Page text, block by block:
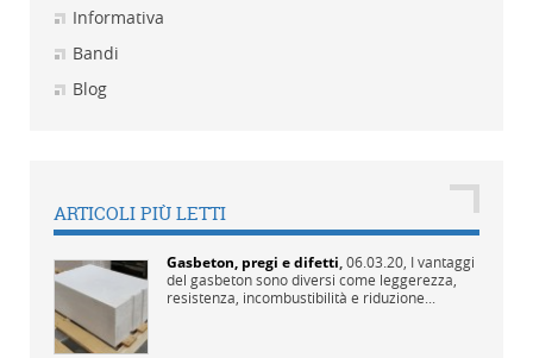
Informativa
Bandi
Blog
ARTICOLI PIÙ LETTI
Gasbeton, pregi e difetti,06.03.20, I vantaggi
del gasbeton sono diversi come leggerezza,
resistenza, incombustibilità e riduzione...